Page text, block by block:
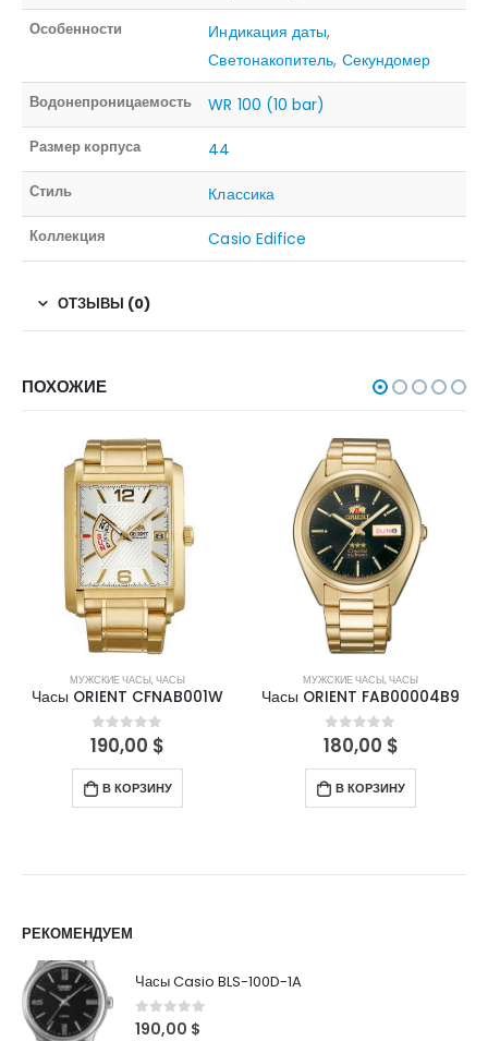
Особенности Индикация даты,
Светонакопитель, Секундомер
Водонепроницаемость WR 100 (10 bar)
Размер корпуса 44
Стиль Классика
Коллекция Casio Edifice
ОТЗЫВЫ (0)
ПОХОЖИЕ
МУЖСКИЕ ЧАСЫ,ЧАСЫ
Часы ORIENT CFNAB001W
0out of 5
190,00 $
В КОРЗИНУ
МУЖСКИЕ ЧАСЫ,ЧАСЫ
Часы ORIENT FAB00004B9
0out of 5
180,00 $
В КОРЗИНУ
РЕКОМЕНДУЕМ
Часы Casio BLS-100D-1A
0out of 5
190,00 $